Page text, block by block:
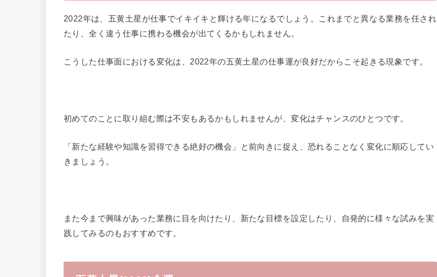
2022年は、五黄土星が仕事でイキイキと輝ける年になるでしょう。これまでと異なる業務を任され
たり、全く違う仕事に携わる機会が出てくるかもしれません。
こうした仕事面における変化は、2022年の五黄土星の仕事運が良好だからこそ起きる現象です。
初めてのことに取り組む際は不安もあるかもしれませんが、変化はチャンスのひとつです。
「新たな経験や知識を習得できる絶好の機会」と前向きに捉え、恐れることなく変化に順応してい
きましょう。
また今まで興味があった業務に目を向けたり、新たな目標を設定したり、自発的に様々な試みを実
践してみるのもおすすめです。